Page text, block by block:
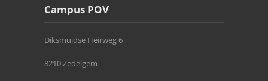
Campus POV
Diksmuidse Heirweg 6
8210 Zedelgem